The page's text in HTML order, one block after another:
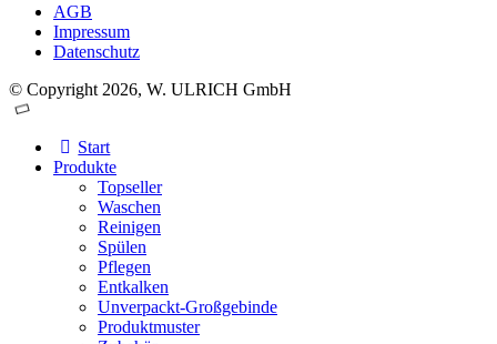
AGB
Impressum
Datenschutz
© Copyright 2026, W. ULRICH GmbH
Start
Produkte
Topseller
Waschen
Reinigen
Spülen
Pflegen
Entkalken
Unverpackt-Großgebinde
Produktmuster